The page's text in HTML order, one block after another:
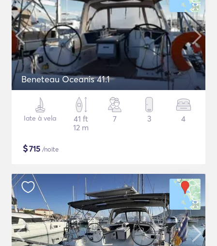
Beneteau Oceanis 41.1
Iate à vela
41 ft
12 m
7 3 4
$715 /noite